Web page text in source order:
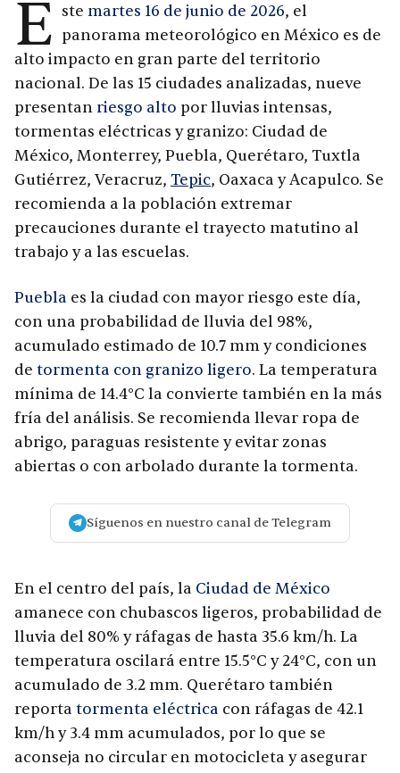
E ste martes 16 de junio de 2026, el
panorama meteorológico en México es de
alto impacto en gran parte del territorio
nacional. De las 15 ciudades analizadas, nueve
presentan riesgo alto por lluvias intensas,
tormentas eléctricas y granizo: Ciudad de
México, Monterrey, Puebla, Querétaro, Tuxtla
Gutiérrez, Veracruz, Tepic, Oaxaca y Acapulco. Se
recomienda a la población extremar
precauciones durante el trayecto matutino al
trabajo y a las escuelas.
Puebla es la ciudad con mayor riesgo este día,
con una probabilidad de lluvia del 98%,
acumulado estimado de 10.7 mm y condiciones
de tormenta con granizo ligero. La temperatura
mínima de 14.4°C la convierte también en la más
fría del análisis. Se recomienda llevar ropa de
abrigo, paraguas resistente y evitar zonas
abiertas o con arbolado durante la tormenta.
Síguenos en nuestro canal de Telegram
En el centro del país, la Ciudad de México
amanece con chubascos ligeros, probabilidad de
lluvia del 80% y ráfagas de hasta 35.6 km/h. La
temperatura oscilará entre 15.5°C y 24°C, con un
acumulado de 3.2 mm. Querétaro también
reporta tormenta eléctrica con ráfagas de 42.1
km/h y 3.4 mm acumulados, por lo que se
aconseja no circular en motocicleta y asegurar